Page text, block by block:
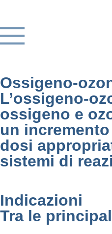
Ossigeno-
L’ossigeno-
ossigeno e
un
dosi
sistemi di
Indicazioni
Tra le